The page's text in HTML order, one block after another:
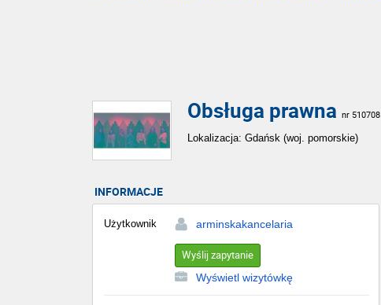
Obsługa prawna nr 510708
Lokalizacja: Gdańsk (woj. pomorskie)
INFORMACJE
Użytkownik arminskakancelaria
Wyślij zapytanie
Wyświetl wizytówkę